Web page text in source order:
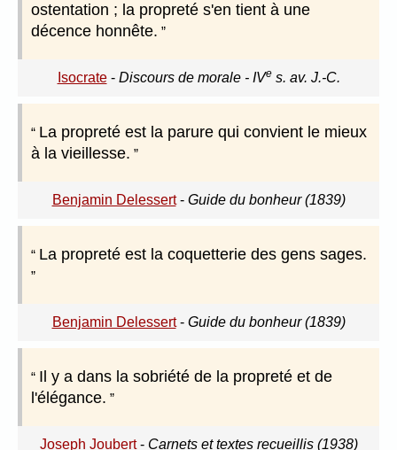
ostentation ; la propreté s'en tient à une
décence honnête.
Isocrate- Discours de morale - IVes. av. J.-C.
La propreté est la parure qui convient le mieux
à la vieillesse.
Benjamin Delessert- Guide du bonheur (1839)
La propreté est la coquetterie des gens sages.
Benjamin Delessert- Guide du bonheur (1839)
Il y a dans la sobriété de la propreté et de
l'élégance.
Joseph Joubert- Carnets et textes recueillis (1938)